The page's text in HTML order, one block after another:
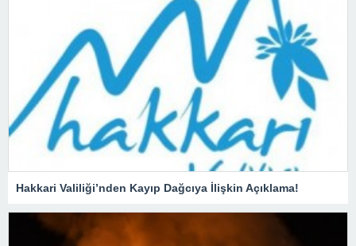
Hakkari Valiliği’nden Kayıp Dağcıya İlişkin Açıklama!